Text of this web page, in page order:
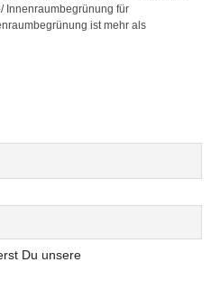
Innenraumbegrünung für
ist mehr als
Du unsere